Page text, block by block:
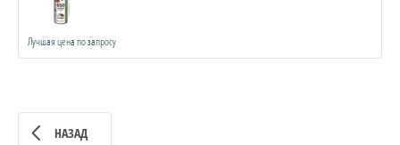
Лучшая цена по запросу
НАЗАД